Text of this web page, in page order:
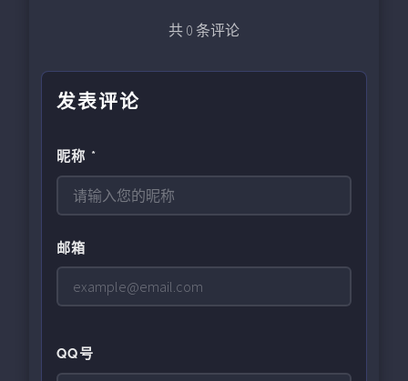
共 0 条评论
发表评论
昵称 *
邮箱
QQ号